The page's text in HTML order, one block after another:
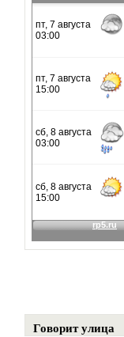
Говорит улица